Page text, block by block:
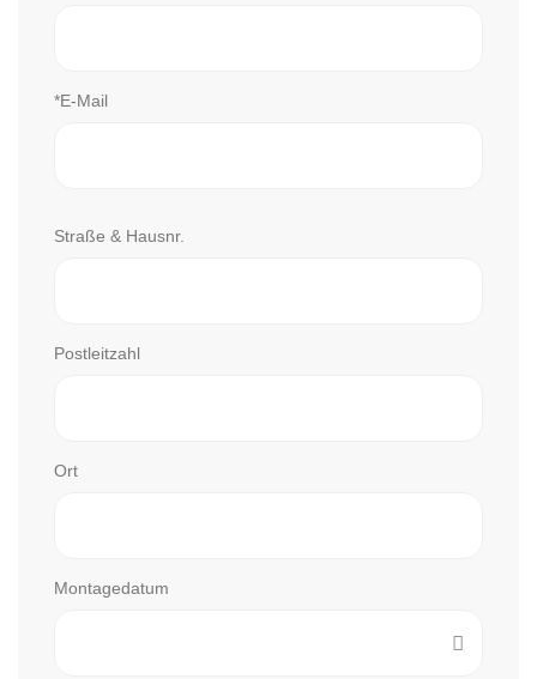
*E-Mail
Straße & Hausnr.
Postleitzahl
Ort
Montagedatum